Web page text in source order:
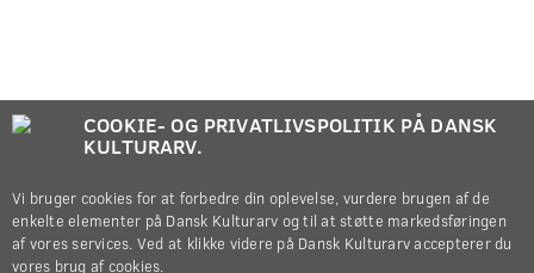
COOKIE- OG PRIVATLIVSPOLITIK PÅ DANSK
KULTURARV.
Vi bruger cookies for at forbedre din oplevelse, vurdere brugen af de
enkelte elementer på Dansk Kulturarv og til at støtte markedsføringen
af vores services. Ved at klikke videre på Dansk Kulturarv accepterer du
vores brug af cookies.